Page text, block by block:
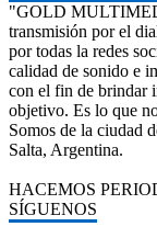
"GOLD
transmisión por el
por todas la redes
calidad de sonido e
con el fin de brindar
objetivo. Es lo que
Somos de la ciudad
Salta, Argentina.
HACEMOS
SÍGUENOS